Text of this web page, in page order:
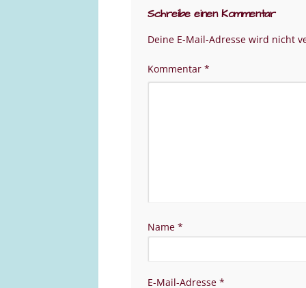
Schreibe einen Kommentar
Deine E-Mail-Adresse wird nicht
Kommentar *
Name *
E-Mail-Adresse *